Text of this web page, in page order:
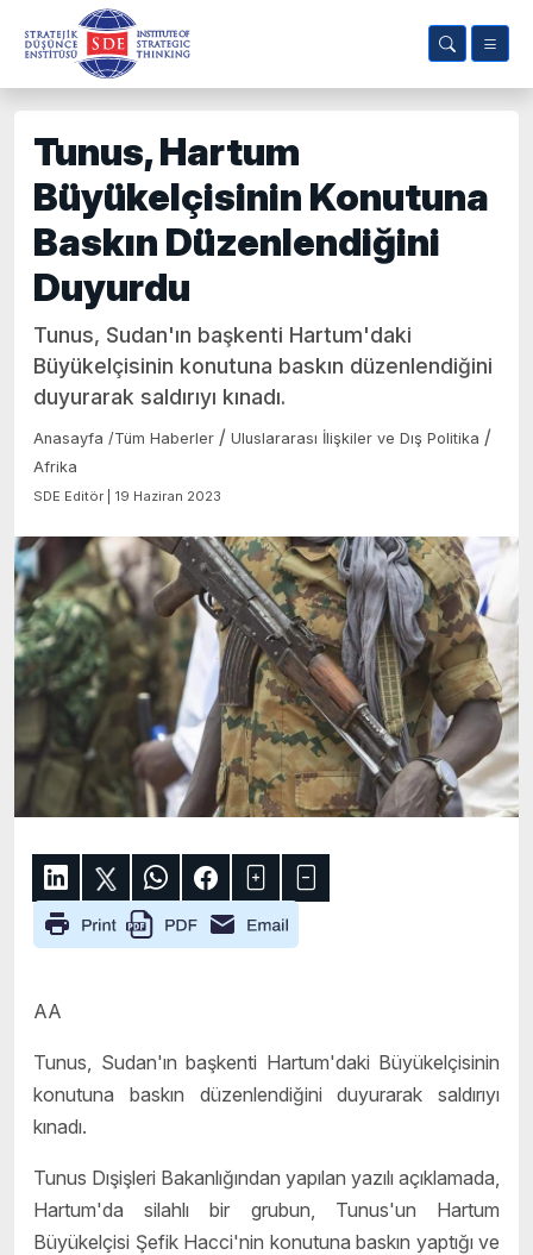
Tunus, Hartum
Büyükelçisinin Konutuna
Baskın Düzenlendiğini
Duyurdu
Tunus, Sudan'ın başkenti Hartum'daki
Büyükelçisinin konutuna baskın düzenlendiğini
duyurarak saldırıyı kınadı.
Anasayfa /Tüm Haberler / Uluslararası İlişkiler ve Dış Politika /
Afrika
SDE Editör | 19 Haziran 2023
AA
Tunus, Sudan'ın başkenti Hartum'daki Büyükelçisinin
konutuna baskın düzenlendiğini duyurarak saldırıyı
kınadı.
Tunus Dışişleri Bakanlığından yapılan yazılı açıklamada,
Hartum'da silahlı bir grubun, Tunus'un Hartum
Büyükelçisi Şefik Hacci'nin konutuna baskın yaptığı ve